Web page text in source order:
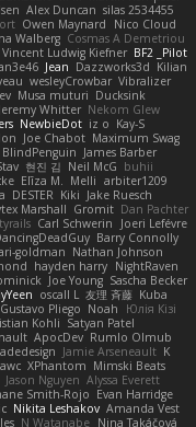
Alex Duncan silas 2534455
Owen Maynard
Nico Cloud
Walberg Cosmas A Demetriou
Vincent Ludwig Kiefner BF2 _Pilot
Jean Dazzworks3d Kilian
wesleyCrowbar Vibralizer
Musa muturi Ducksink
Jeremy Whitter Nekom Glew
NewbieDot iz o Kay-S
Joe Chabot Maximum Swag
BlindPenguin James Barber
현진 김 Neil McG buhii
Elīza M. Melli arbiter1209
DESTER Kiki Jake Ruesch
Marshall Gromit Dan Pachter
Carl Schwerin
Joeri Lefévre
Barry Connolly
goldman Nathan Johnson
hayden harry NightRaven
Joe Young Sascha Becker
oscall L 友理 斉藤 Kuba
Gustavo Pliego Noah
Юлія Кізі
Kohli Satyan Patel
ApocDev Rumlo Olmub
Jamie Arseneault K
XPhantom Mimski Beats
Jason Nguyen Alyssa Everett
Smith-Rojo Evan Harridge
Nikita Leshakov Amanda Vest
N Watanabe Nina Takáčová